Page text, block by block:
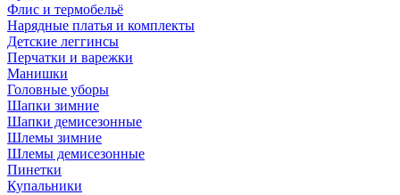
Флис и термобельё
Нарядные платья и комплекты
Детские леггинсы
Перчатки и варежки
Манишки
Головные уборы
Шапки зимние
Шапки демисезонные
Шлемы зимние
Шлемы демисезонные
Пинетки
Купальники